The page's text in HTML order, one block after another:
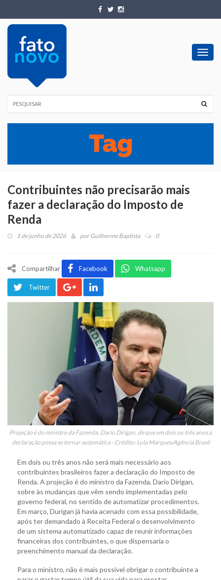
Contribuintes não precisarão mais
fazer a declaração do Imposto de
Renda
1 de junho de 2026 porGuilherme Baptista 0
Compartilhar Facebook Whatsapp
Twitter
Projeção é do ministro da Fazenda, Dario Dirigan, de que em dois ou três anos a
declaração possa se tornar automática - Crédito: Lula Marques/Agência Brasil
Em dois ou três anos não será mais necessário aos
contribuintes brasileiros fazer a declaração do Imposto de
Renda. A projeção é do ministro da Fazenda, Dario Dirigan,
sobre às mudanças que vêm sendo implementadas pelo
governo federal, no sentido de automatizar procedimentos.
Em março, Durigan já havia acenado com essa possibilidade,
após ter demandado à Receita Federal o desenvolvimento
de um sistema automatizado capaz de reunir informações
financeiras dos contribuintes, o que dispensaria o
preenchimento manual da declaração.
Para o ministro, não é mais possível obrigar o contribuinte a